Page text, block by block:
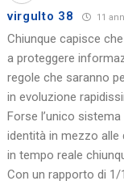
virgulto 38 11
Chiunque capisce
a proteggere
regole che saranno
in evoluzione
Forse l’unico
identità in mezzo alle
in tempo reale
Con un rapporto di